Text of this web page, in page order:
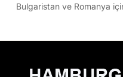
Bulgaristan ve Romanya